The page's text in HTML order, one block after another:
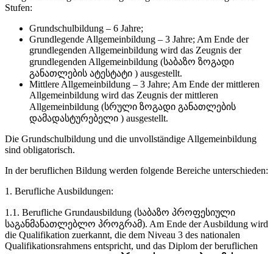
Stufen:
Grundschulbildung – 6 Jahre;
Grundlegende Allgemeinbildung – 3 Jahre; Am Ende der
grundlegenden Allgemeinbildung wird das Zeugnis der
grundlegenden Allgemeinbildung (საბაზო ზოგადი
განათლების ატესტატი ) ausgestellt.
Mittlere Allgemeinbildung – 3 Jahre; Am Ende der mittleren
Allgemeinbildung wird das Zeugnis der mittleren
Allgemeinbildung (სრული ზოგადი განათლების
დამადასტურებელი ) ausgestellt.
Die Grundschulbildung und die unvollständige Allgemeinbildung
sind obligatorisch.
In der beruflichen Bildung werden folgende Bereiche unterschieden:
1. Berufliche Ausbildungen:
1.1. Berufliche Grundausbildung (საბაზო პროფესიული
საგანმანათლებლო პროგრამ). Am Ende der Ausbildung wird
die Qualifikation zuerkannt, die dem Niveau 3 des nationalen
Qualifikationsrahmens entspricht, und das Diplom der beruflichen